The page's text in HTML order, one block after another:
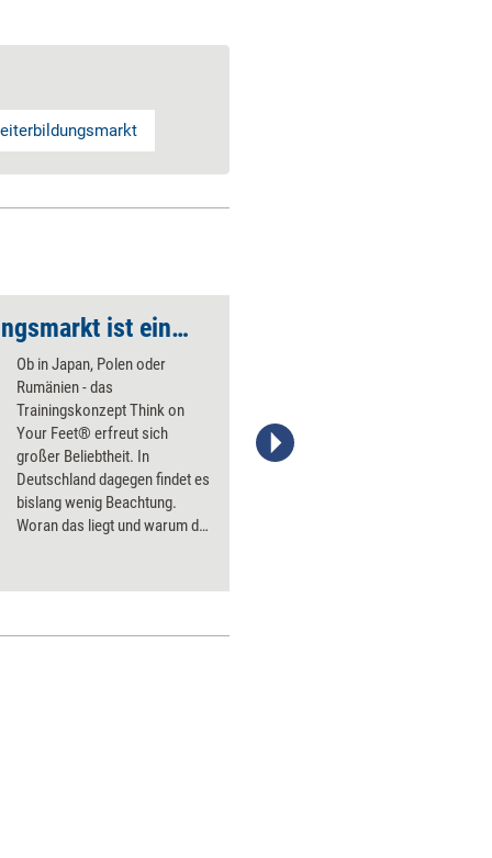
„Der deutsche Trainingsmarkt ist eine Insel“
Ob in Japan, Polen oder
Rumänien - das
Trainingskonzept Think on
Your Feet® erfreut sich
großer Beliebtheit. In
Deutschland dagegen findet es
bislang wenig Beachtung.
Woran das liegt und warum der
eine besondere
darüber hat managerSeminare